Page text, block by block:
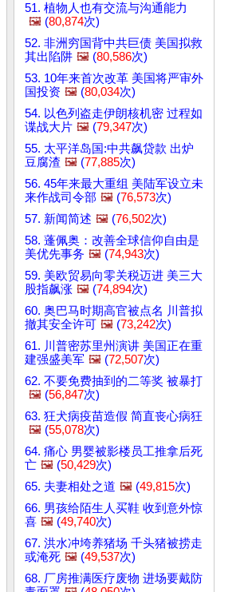
51. 植物人也有交流与沟通能力
🖼️ (80,874次)
52. 非洲穷国背中共巨债 美国拟救
其出陷阱 🖼️ (80,586次)
53. 10年来首次改革 美国将严审外
国投资 🖼️ (80,034次)
54. 以色列盗走伊朗核机密 过程如
谍战大片 🖼️ (79,347次)
55. 太平洋岛国:中共飙贷款 出炉
豆腐渣 🖼️ (77,885次)
56. 45年来最大重组 美陆军设立未
来作战司令部 🖼️ (76,573次)
57. 新闻简述 🖼️ (76,502次)
58. 蓬佩奥：改善全球信仰自由是
美优先事务 🖼️ (74,943次)
59. 美欧贸易向零关税迈进 美三大
股指飙涨 🖼️ (74,894次)
60. 奥巴马时期高官被点名 川普拟
撤其安全许可 🖼️ (73,242次)
61. 川普密苏里州演讲 美国正在重
建强盛美军 🖼️ (72,507次)
62. 不要免费抽到的二等奖 被暴打
🖼️ (56,847次)
63. 狂犬病疫苗造假 简直丧心病狂
🖼️ (55,078次)
64. 痛心 男婴被影楼员工推拿后死
亡 🖼️ (50,429次)
65. 夫妻相处之道 🖼️ (49,815次)
66. 男孩给陌生人买鞋 收到意外惊
喜 🖼️ (49,740次)
67. 洪水冲垮养猪场 千头猪被捞走
或淹死 🖼️ (49,537次)
68. 厂房推满医疗废物 进场要戴防